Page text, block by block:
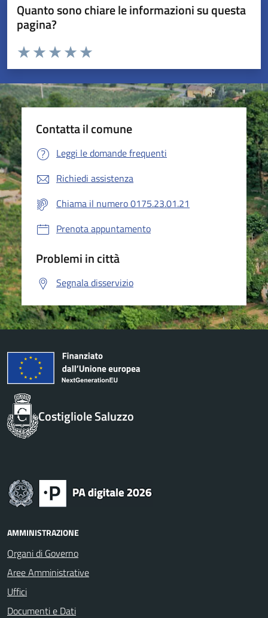
Quanto sono chiare le informazioni su questa
pagina?
Valuta da 1 a 5 stelle la pagina
Valuta 5 stelle su 5
Valuta 4 stelle su 5
Valuta 3 stelle su 5
Valuta 2 stelle su 5
Valuta 1 stelle su 5
Contatta il comune
Leggi le domande frequenti
Richiedi assistenza
Chiama il numero 0175.23.01.21
Prenota appuntamento
Problemi in città
Segnala disservizio
Costigliole Saluzzo
AMMINISTRAZIONE
Organi di Governo
Aree Amministrative
Uffici
Documenti e Dati